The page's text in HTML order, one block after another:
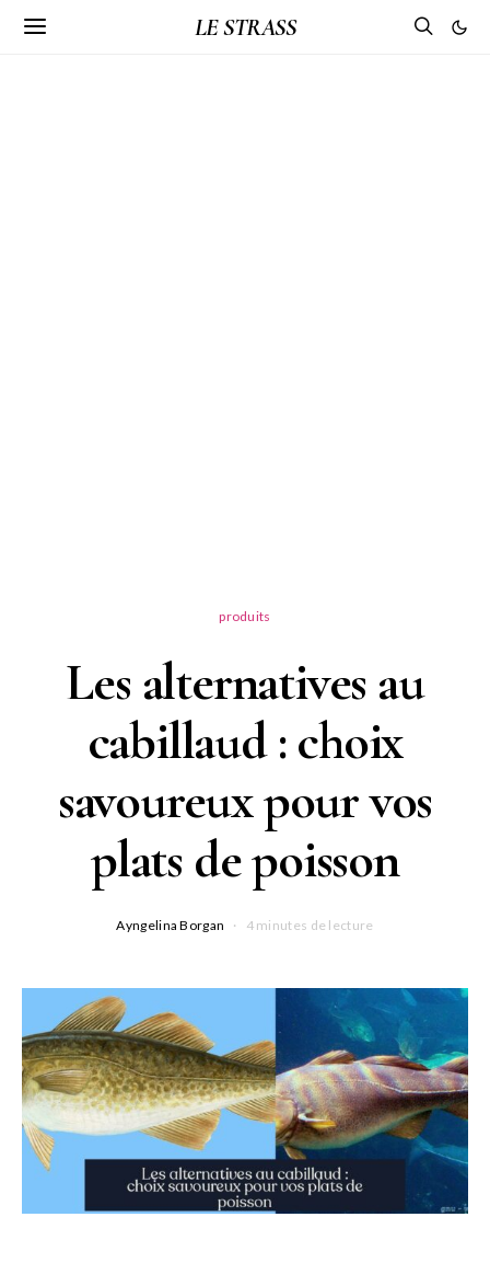
LE STRASS
produits
Les alternatives au
cabillaud : choix
savoureux pour vos
plats de poisson
Ayngelina Borgan 4 minutes de lecture